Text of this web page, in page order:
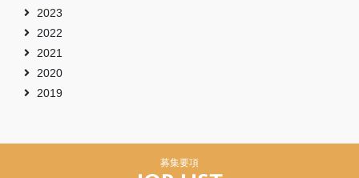
2023
2022
2021
2020
2019
募集要項